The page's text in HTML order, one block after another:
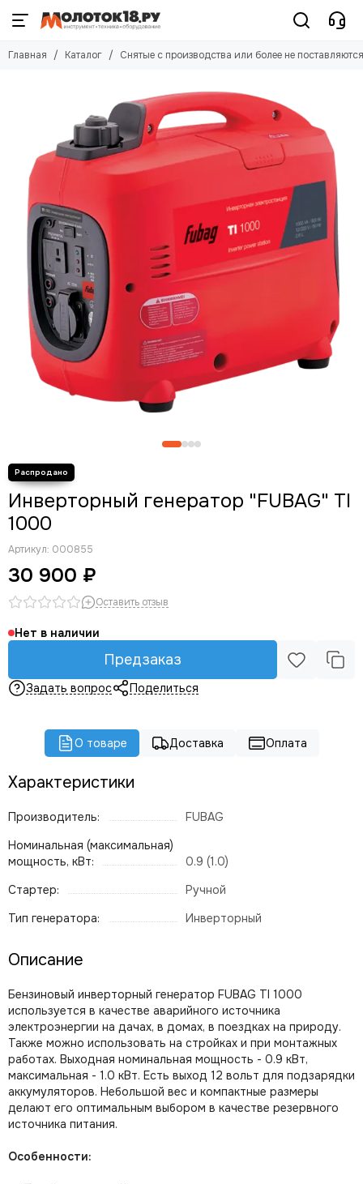
Главная Каталог Снятые с производства или более не поставляются
Инверторный генератор "FUBAG" TI
1000
Артикул: 000855
30 900 ₽
Оставить отзыв
Нет в наличии
Предзаказ
Задать вопрос Поделиться
О товаре Доставка Оплата
Характеристики
Производитель:
FUBAG
Номинальная (максимальная)
мощность, кВт:
0.9 (1.0)
Стартер:
Ручной
Тип генератора:
Инверторный
Описание
Бензиновый инверторный генератор FUBAG TI 1000
используется в качестве аварийного источника
электроэнергии на дачах, в домах, в поездках на природу.
Также можно использовать на стройках и при монтажных
работах. Выходная номинальная мощность - 0.9 кВт,
максимальная - 1.0 кВт. Есть выход 12 вольт для подзарядки
аккумуляторов. Небольшой вес и компактные размеры
делают его оптимальным выбором в качестве резервного
источника питания.
Особенности: